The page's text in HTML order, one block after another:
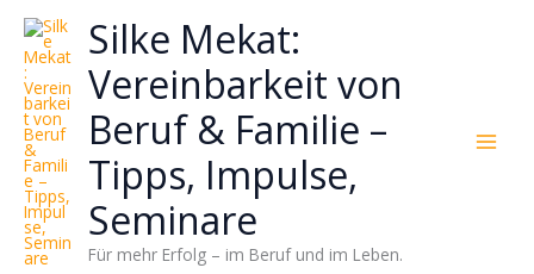
Zum
Inhalt
springen
Silke Mekat:
Vereinbarkeit von
Beruf & Familie –
Tipps, Impulse,
Seminare
Für mehr Erfolg – im Beruf und im Leben.
wie
sich
Stress
reduzieren
Energie
gezielter
einsetzen
lässt?